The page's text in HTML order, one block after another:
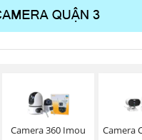
Camera 360 Imou
Camera